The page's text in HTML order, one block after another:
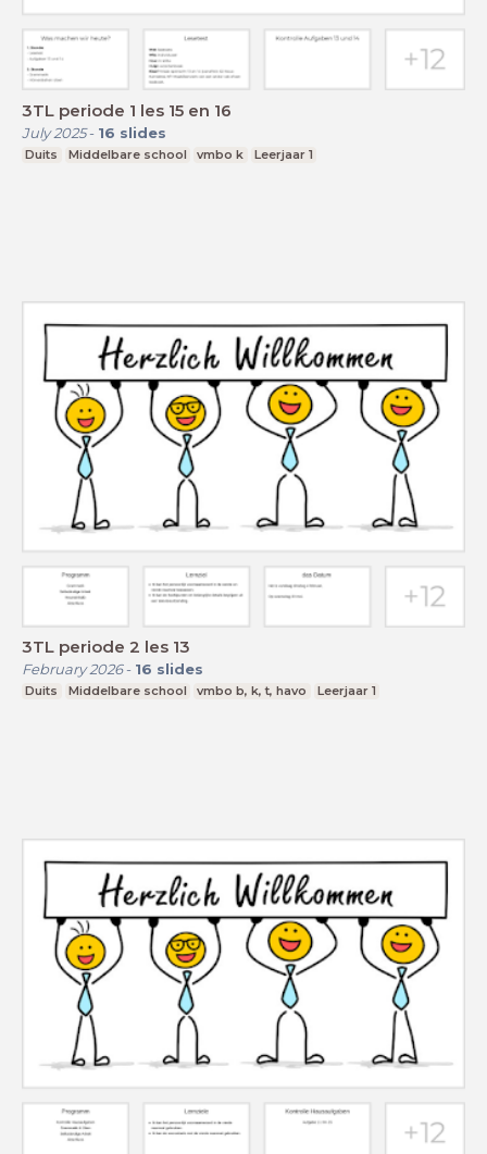
3TL periode 1 les 15 en 16
July 2025- 16 slides
Duits Middelbare school vmbo k Leerjaar 1
3TL periode 2 les 13
February 2026- 16 slides
Duits Middelbare school vmbo b, k, t, havo Leerjaar 1